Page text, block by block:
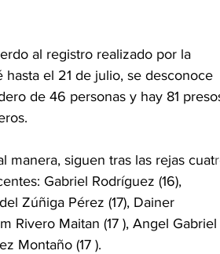
al registro realizado por la
hasta el 21 de julio, se desconoce
de 46 personas y hay 81
manera, siguen tras las rejas cuat
Gabriel Rodríguez (16),
Zúñiga Pérez (17), Dainer
Rivero Maitan (17 ), Angel Gabriel
Montaño (17 ).